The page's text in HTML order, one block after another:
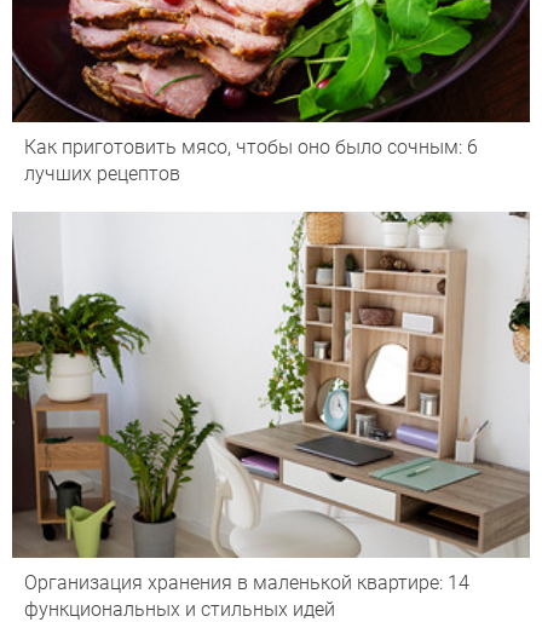
Как приготовить мясо, чтобы оно было сочным: 6
лучших рецептов
Организация хранения в маленькой квартире: 14
функциональных и стильных идей